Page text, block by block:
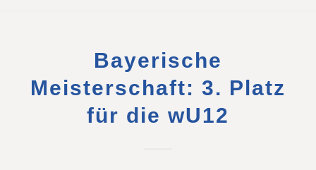
Bayerische
Meisterschaft: 3. Platz
für die wU12